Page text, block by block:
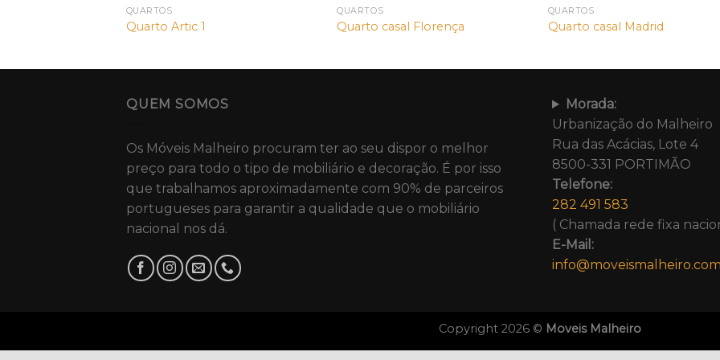
QUARTOS
Quarto Artic 1
QUARTOS
Quarto casal Florença
QUARTOS
Quarto casal Madrid
QUEM SOMOS
Os Móveis Malheiro procuram ter ao seu dispor o melhor
preço para todo o tipo de mobiliário e decoração. É por isso
que trabalhamos aproximadamente com 90% de parceiros
portugueses para garantir a qualidade que o mobiliário
nacional nos dá.
Morada:
Urbanização do Malheiro
Rua das Acácias, Lote 4
8500-331 PORTIMÃO
Telefone:
282 491 583
( Chamada rede fixa
E-Mail:
info@moveismalheiro.com
Copyright 2026 © Moveis Malheiro